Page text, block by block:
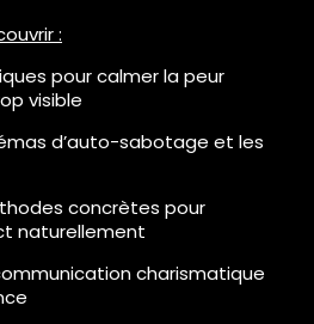
:
pour calmer la peur
visible
d’auto-sabotage et les
concrètes pour
naturellement
charismatique